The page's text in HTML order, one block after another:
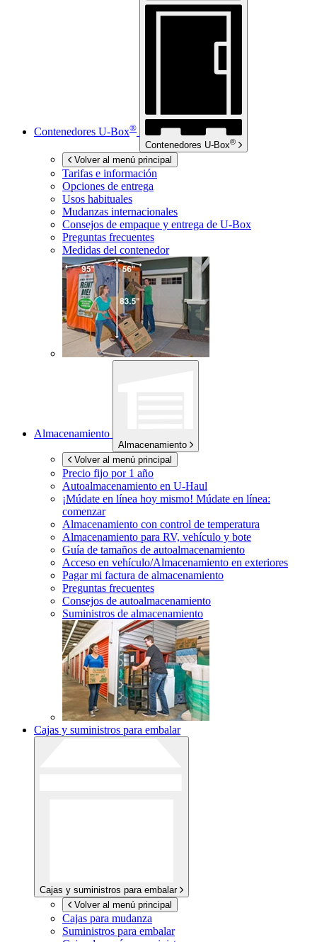
Contenedores U-Box®
Contenedores U-Box®
Volver al menú principal
Tarifas e información
Opciones de entrega
Usos habituales
Mudanzas internacionales
Consejos de empaque y entrega de U-Box
Preguntas frecuentes
Medidas del contenedor
Almacenamiento
Almacenamiento
Volver al menú principal
Precio fijo por 1 año
Autoalmacenamiento en U-Haul
¡Múdate en línea hoy mismo! Múdate en línea:
comenzar
Almacenamiento con control de temperatura
Almacenamiento para RV, vehículo y bote
Guía de tamaños de autoalmacenamiento
Acceso en vehículo/Almacenamiento en exteriores
Pagar mi factura de almacenamiento
Preguntas frecuentes
Consejos de autoalmacenamiento
Suministros de almacenamiento
Cajas y suministros para embalar
Cajas y suministros para embalar
Volver al menú principal
Cajas para mudanza
Suministros para embalar